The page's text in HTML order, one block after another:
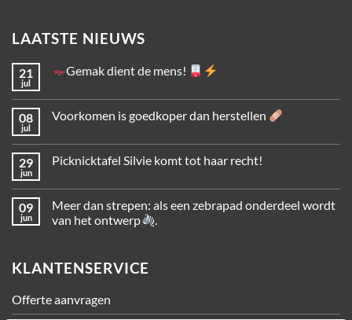
LAATSTE NIEUWS
21
jul
Gemak dient de mens!
08
jul
Voorkomen is goedkoper dan herstellen
29
jun
Picknicktafel Silvie komt tot haar recht!
09
jun
Meer dan strepen: als een zebrapad onderdeel wordt
van het ontwerp
.
KLANTENSERVICE
Offerte aanvragen